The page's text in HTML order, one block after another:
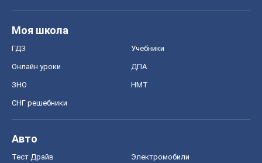
Моя школа
ГДЗ Учебники
Онлайн уроки ДПА
ЗНО НМТ
СНГ решебники
Авто
Тест Драйв Электромобили